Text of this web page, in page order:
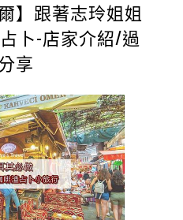
】跟著志玲姐姐
卜-店家介紹/過
享